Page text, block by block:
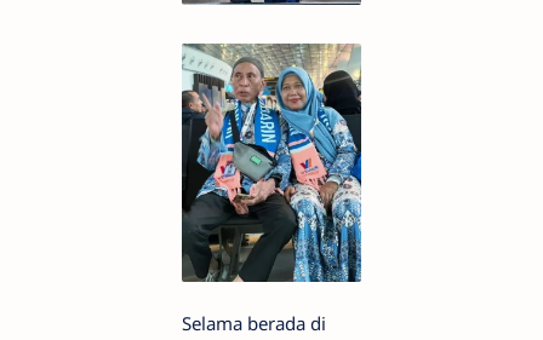
Selama berada di